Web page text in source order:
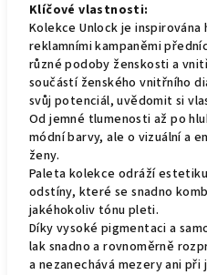
Klíčové vlastnosti:
Kolekce Unlock je
reklamními kampaněmi
různé podoby ženskosti a
součástí ženského vnitřního
svůj potenciál, uvědomit si
Od jemné tlumenosti až po
módní barvy, ale o vizuální a
ženy.
Paleta kolekce odráží
odstíny, které se snadno
jakéhokoliv tónu pleti.
Díky vysoké pigmentaci a
lak snadno a rovnoměrně
a nezanechává mezery ani při